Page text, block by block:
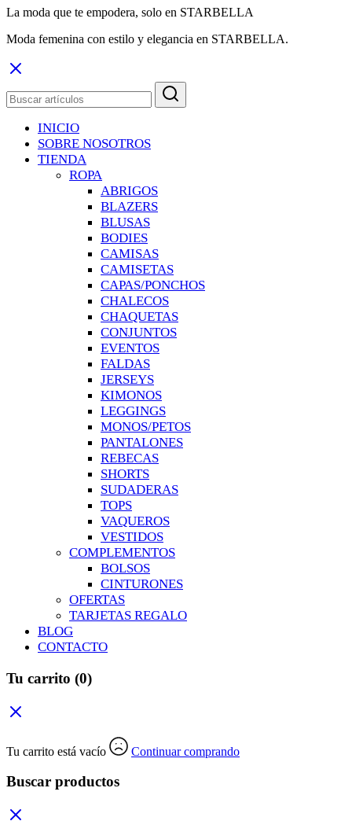
La moda que te empodera, solo en STARBELLA
Moda femenina con estilo y elegancia en STARBELLA.
INICIO
SOBRE NOSOTROS
TIENDA
ROPA
ABRIGOS
BLAZERS
BLUSAS
BODIES
CAMISAS
CAMISETAS
CAPAS/PONCHOS
CHALECOS
CHAQUETAS
CONJUNTOS
EVENTOS
FALDAS
JERSEYS
KIMONOS
LEGGINGS
MONOS/PETOS
PANTALONES
REBECAS
SHORTS
SUDADERAS
TOPS
VAQUEROS
VESTIDOS
COMPLEMENTOS
BOLSOS
CINTURONES
OFERTAS
TARJETAS REGALO
BLOG
CONTACTO
Tu carrito (0)
Tu carrito está vacío Continuar comprando
Buscar productos